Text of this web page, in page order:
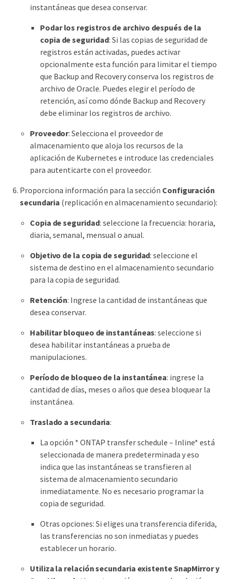
instantáneas que desea conservar.
Podar los registros de archivo después de la
copia de seguridad: Si las copias de seguridad de
registros están activadas, puedes activar
opcionalmente esta función para limitar el tiempo
que Backup and Recovery conserva los registros de
archivo de Oracle. Puedes elegir el período de
retención, así como dónde Backup and Recovery
debe eliminar los registros de archivo.
Proveedor: Selecciona el proveedor de
almacenamiento que aloja los recursos de la
aplicación de Kubernetes e introduce las credenciales
para autenticarte con el proveedor.
Proporciona información para la sección Configuración
secundaria (replicación en almacenamiento secundario):
Copia de seguridad: seleccione la frecuencia: horaria,
diaria, semanal, mensual o anual.
Objetivo de la copia de seguridad: seleccione el
sistema de destino en el almacenamiento secundario
para la copia de seguridad.
Retención: Ingrese la cantidad de instantáneas que
desea conservar.
Habilitar bloqueo de instantáneas: seleccione si
desea habilitar instantáneas a prueba de
manipulaciones.
Período de bloqueo de la instantánea: ingrese la
cantidad de días, meses o años que desea bloquear la
instantánea.
Traslado a secundaria:
La opción * ONTAP transfer schedule – Inline* está
seleccionada de manera predeterminada y eso
indica que las instantáneas se transfieren al
sistema de almacenamiento secundario
inmediatamente. No es necesario programar la
copia de seguridad.
Otras opciones: Si eliges una transferencia diferida,
las transferencias no son inmediatas y puedes
establecer un horario.
Utiliza la relación secundaria existente SnapMirror y